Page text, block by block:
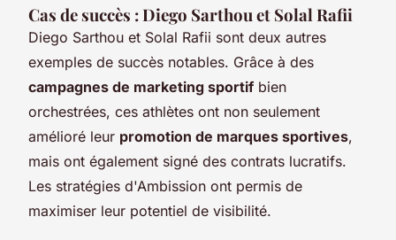
Cas de succès : Diego Sarthou et Solal Rafii
Diego Sarthou et Solal Rafii sont deux autres
exemples de succès notables. Grâce à des
campagnes de marketing sportif bien
orchestrées, ces athlètes ont non seulement
amélioré leur promotion de marques sportives,
mais ont également signé des contrats lucratifs.
Les stratégies d'Ambission ont permis de
maximiser leur potentiel de visibilité.